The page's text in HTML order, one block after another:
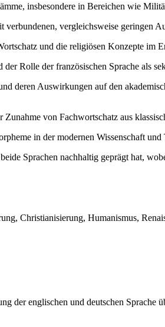
insbesondere in Bereichen wie
vergleichsweise geringen
und die religiösen Konzepte im
Rolle der französischen Sprache als
deren Auswirkungen auf den
von Fachwortschatz aus
in der modernen Wissenschaft und
Sprachen nachhaltig geprägt hat,
Christianisierung, Humanismus,
der englischen und deutschen Sprache